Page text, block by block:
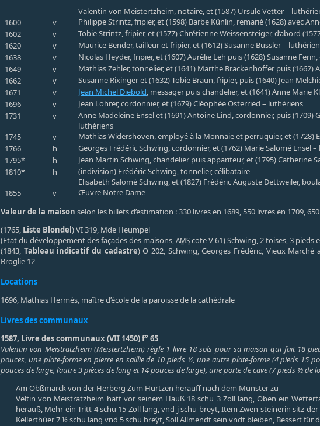
Valentin von Meistertzheim, notaire, et (1587) Ursule Vetter –
1600
v
Philippe Strintz, fripier, et (1598) Barbe Künlin, remarié (1628) avec
1602
v
Tobie Strintz, fripier, et (1577) Chrétienne Weissensteiger, d’abord
1620
v
Maurice Bender, tailleur et fripier, et (1612) Susanne Bussler –
1638
v
Nicolas Heyder, fripier, et (1607) Aurélie Leh puis (1628) Susanne
1649
v
Mathias Zehler, tonnelier, et (1641) Marthe Brackenhoffer puis
1662
v
Susanne Rixinger et (1632) Tobie Braun, fripier, puis (1640) Jean
1671
v Jean Michel Diebold , messager puis chandelier, et (1641) Anne Marie
1696
v
Jean Lohrer, cordonnier, et (1679) Cléophée Osterried – luthériens
1731
v
Anne Madeleine Ensel et (1691) Antoine Lind, cordonnier, puis (1709)
luthériens
1745
v
Mathias Widershoven, employé à la Monnaie et perruquier, et
1766
h
Georges Frédéric Schwing, cordonnier, et (1762) Marie Salomé Ensel
1795*
h
Jean Martin Schwing, chandelier puis appariteur, et (1795) Catherine
1810*
h
(indivision) Frédéric Schwing, tonnelier, célibataire
Elisabeth Salomé Schwing, et (1827) Frédéric Auguste Dettweiler,
1855
v
Œuvre Notre Dame
Valeur de la maison selon les billets d’estimation : 330 livres en 1689, 550 livres en 1709,
(1765, Liste Blondel) VI 319, Mde Heumpel
(Etat du développement des façades des maisons, AMScote V 61) Schwing, 2 toises, 3 pieds
(1843, Tableau indicatif du cadastre) O 202, Schwing, Georges Frédéric, Vieux
Broglie 12
Locations
1696, Mathias Hermès, maître d’école de la paroisse de la cathédrale
Livres des communaux
1587, Livre des communaux (VII 1450) f° 65
Valentin von Meistratzheim (Meistertzheim) règle 1 livre 18 sols pour sa maison qui fait 18
pouces, une plate-forme en pierre en saillie de 10 pieds ½, une autre plate-forme (4 pieds 15
pouces de large, l’autre 3 pièces de long et 14 pouces de large), une porte de cave (7 pieds ½ de
Am Obßmarck von der Herberg Zum Hürtzen herauff nach dem Münster zu
Veltin von Meistratzheim hatt vor seinem Hauß 18 schu 3 Zoll lang, Oben ein
herauß, Mehr ein Tritt 4 schu 15 Zoll lang, vnd j schu breÿt, Item Zwen steinerin sitz
Kellerthüer 7 ½ schu lang vnd 5 schu breÿt, Soll Allmendt sein vndt bleiben, Bessert für